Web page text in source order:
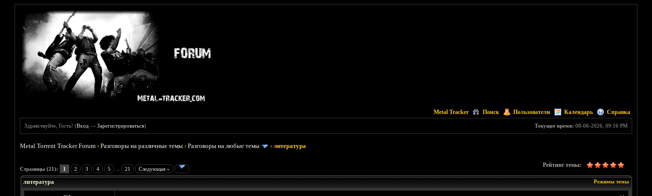
Metal Tracker Поиск Пользователи Календарь Справка
Текущее время: 08-06-2026, 09:16 PM
Здравствуйте, Гость! (Вход —Зарегистрироваться)
Metal Torrent Tracker Forum ›Разговоры на различные темы ›Разговоры на любые темы ›литература
Страницы (21): 1 2 3 4 5 21 Следующая »
Рейтинг темы:
Голосов: 4 - Средняя оценка: 4.5
1
2
3
4
5
Режимы темы
литература